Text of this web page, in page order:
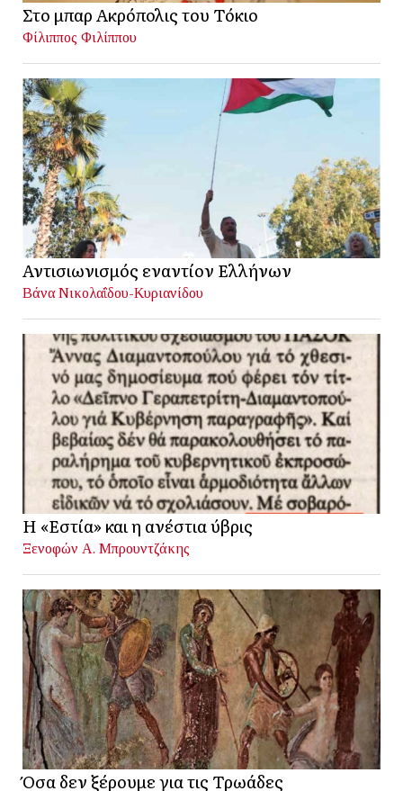
Στο μπαρ Ακρόπολις του Τόκιο
Φίλιππος Φιλίππου
Αντισιωνισμός εναντίον Ελλήνων
Βάνα Νικολαΐδου-Κυριανίδου
Η «Εστία» και η ανέστια ύβρις
Ξενοφών Α. Μπρουντζάκης
Όσα δεν ξέρουμε για τις Τρωάδες